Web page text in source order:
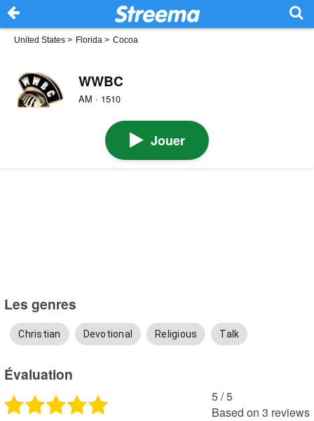
United States > Florida > Cocoa
WWBC
AM · 1510
Jouer
Les genres
Christian Devotional Religious Talk
Évaluation
5 /5
Based on 3 reviews